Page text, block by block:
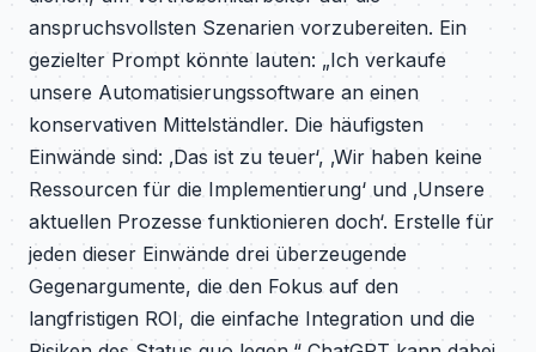
anspruchsvollsten Szenarien vorzubereiten. Ein
gezielter Prompt könnte lauten: „Ich verkaufe
unsere Automatisierungssoftware an einen
konservativen Mittelständler. Die häufigsten
Einwände sind: ‚Das ist zu teuer‘, ‚Wir haben keine
Ressourcen für die Implementierung‘ und ‚Unsere
aktuellen Prozesse funktionieren doch‘. Erstelle für
jeden dieser Einwände drei überzeugende
Gegenargumente, die den Fokus auf den
langfristigen ROI, die einfache Integration und die